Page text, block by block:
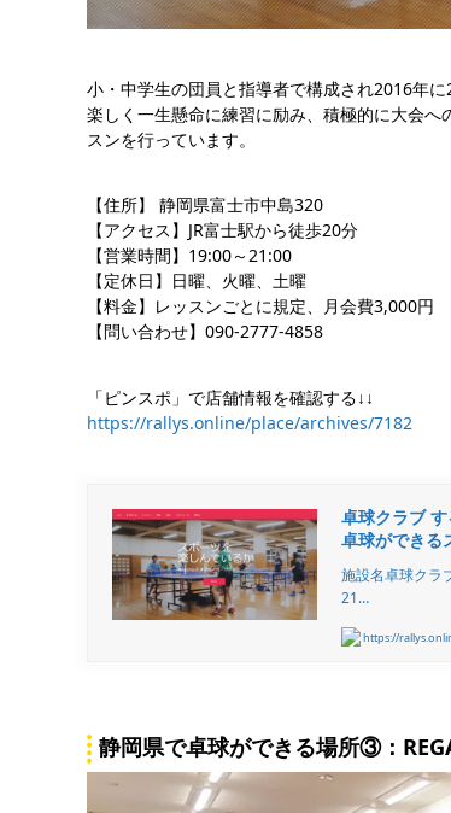
小・中学生の団員と指導者で構成され2016年
楽しく一生懸命に練習に励み、積極的に大会
スンを行っています。
【住所】 静岡県富士市中島320
【アクセス】JR富士駅から徒歩20分
【営業時間】19:00～21:00
【定休日】日曜、火曜、土曜
【料金】レッスンごとに規定、月会費3,000円
【問い合わせ】090-2777-4858
「ピンスポ」で店舗情報を確認する↓↓
https://rallys.online/place/archives/7182
卓球クラブ
卓球ができる
施設名卓球クラ
21…
https://
静岡県で卓球ができる場所③：